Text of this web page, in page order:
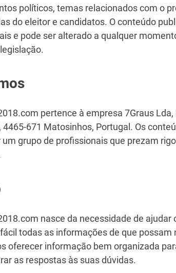
políticos, temas relacionados com o
do eleitor e candidatos. O conteúdo
e pode ser alterado a qualquer
pertence à empresa 7Graus
4465-671 Matosinhos, Portugal. Os
um grupo de profissionais que prezam
nasce da necessidade de
todas as informações de que possam
oferecer informação bem organizada
as respostas às suas dúvidas.